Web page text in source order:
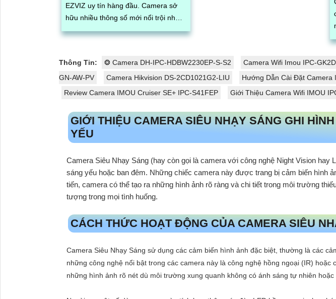
EZVIZ uy tín hàng đầu. Camera sở
hữu nhiều thông số mới nổi trội như
khả năng quay xoay ngoài trời, chống
Thông Tin: ❂ Camera DH-IPC-HDBW2230EP-S-S2 Camera Wifi Imou IPC-
GN-AW-PV
Camera Hikvision DS-2CD1021G2-LIU Hướng Dẫn Cài Đặt Camera
Review Camera IMOU Cruiser SE+ IPC-S41FEP
Giới Thiệu Camera Wifi IMOU
GIỚI THIỆU CAMERA SIÊU NHẠY SÁNG GHI
YẾU
Camera Siêu Nhạy Sáng (hay còn gọi là camera với công nghệ Night Vision
sáng yếu hoặc ban đêm. Những chiếc camera này được trang bị cảm biến hình
tiến, camera có thể tạo ra những hình ảnh rõ ràng và chi tiết trong môi trường
tượng trong mọi tình huống.
CÁCH THỨC HOẠT ĐỘNG CỦA CAMERA SIÊU
Camera Siêu Nhạy Sáng sử dụng các cảm biến hình ảnh đặc biệt, thường là các
những công nghệ nổi bật trong các camera này là công nghệ hồng ngoại (IR)
những hình ảnh rõ nét dù môi trường xung quanh không có ánh sáng tự nhiên hoặc